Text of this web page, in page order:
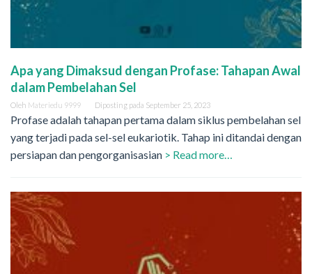
Apa yang Dimaksud dengan Profase: Tahapan Awal
dalam Pembelahan Sel
Oleh Materiedu 9999 Diposting pada September 25, 2023
Profase adalah tahapan pertama dalam siklus pembelahan sel
yang terjadi pada sel-sel eukariotik. Tahap ini ditandai dengan
persiapan dan pengorganisasian > Read more…